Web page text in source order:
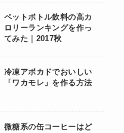
ペットボトル飲料の高カ
ロリーランキングを作っ
てみた｜2017秋
冷凍アボカドでおいしい
「ワカモレ」を作る方法
微糖系の缶コーヒーはど